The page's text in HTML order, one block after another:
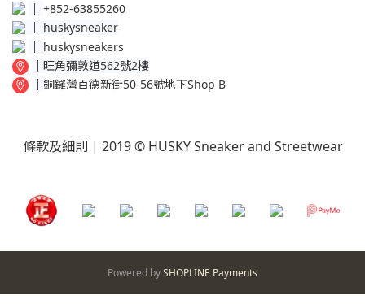
│ +852-63855260
huskysneaker
│ huskysneakers
│ 旺角彌敦道562號2樓
│ 銅鑼灣百德新街50-56號地下Shop B
條款及細則 | 2019 © HUSKY Sneaker and Streetwear
Powered bySHOPLINE Payments